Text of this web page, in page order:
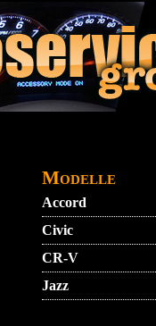
Modelle
Accord
Civic
CR-V
Jazz